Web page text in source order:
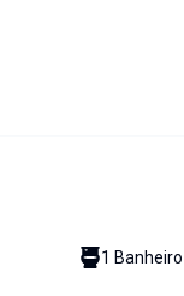
1 Banheiro